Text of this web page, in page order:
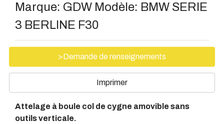
Marque: GDW Modèle: BMW SERIE
3 BERLINE F30
>Demande de renseignements
Imprimer
Attelage à boule col de cygne amovible sans
outils verticale.